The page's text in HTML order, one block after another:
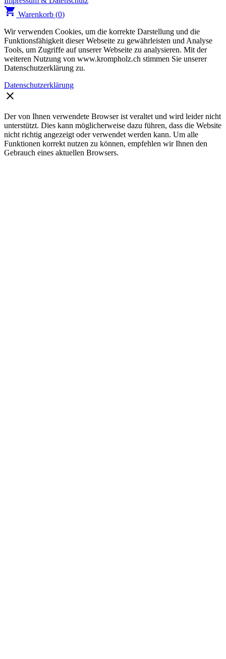
shopping_cart Warenkorb (0)
Wir verwenden Cookies, um die korrekte Darstellung und die
Funktionsfähigkeit dieser Webseite zu gewährleisten und Analyse
Tools, um Zugriffe auf unserer Webseite zu analysieren. Mit der
weiteren Nutzung von www.krompholz.ch stimmen Sie unserer
Datenschutzerklärung zu.
Datenschutzerklärung
clear
Der von Ihnen verwendete Browser ist veraltet und wird leider nicht
unterstützt. Dies kann möglicherweise dazu führen, dass die Website
nicht richtig angezeigt oder verwendet werden kann. Um alle
Funktionen korrekt nutzen zu können, empfehlen wir Ihnen den
Gebrauch eines aktuellen Browsers.